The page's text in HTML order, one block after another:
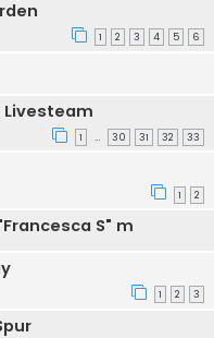
1 2 3 4 5 6
Livesteam
1 … 30 31 32 33
1 2
S" m
1 2 3